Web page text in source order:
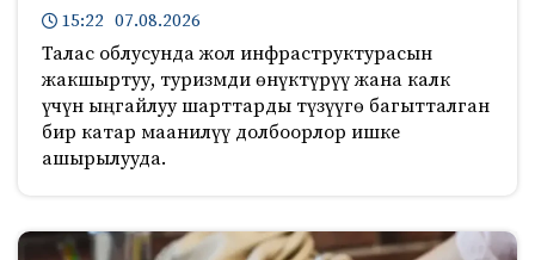
15:22 07.08.2026
Талас облусунда жол инфраструктурасын
жакшыртуу, туризмди өнүктүрүү жана калк
үчүн ыңгайлуу шарттарды түзүүгө багытталган
бир катар маанилүү долбоорлор ишке
ашырылууда.